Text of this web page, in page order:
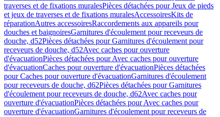
traverses et de fixations muralesPièces détachées pour Jeux de pieds
et jeux de traverses et de fixations muralesAccessoiresKits de
réparationAutres accessoiresRaccordements aux appareils pour
douches et baignoiresGarnitures d'écoulement pour receveurs de
douche, d52Pièces détachées pour Garnitures d'écoulement pour
receveurs de douche, d52Avec caches pour ouverture
d'évacuationPièces détachées pour Avec caches pour ouverture
d'évacuationCaches pour ouverture d'évacuationPièces détachées
pour Caches pour ouverture d'évacuationGarnitures d'écoulement
pour receveurs de douche, d62Pièces détachées pour Garnitures
d'écoulement pour receveurs de douche, d62Avec caches pour
ouverture d'évacuationPièces détachées pour Avec caches pour
ouverture d'évacuationGarnitures d'écoulement pour receveurs de